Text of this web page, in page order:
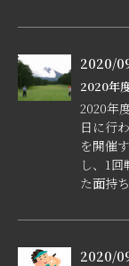
2020/
2020年
2020年
日に行
を開催
し、1
た面持
2020/